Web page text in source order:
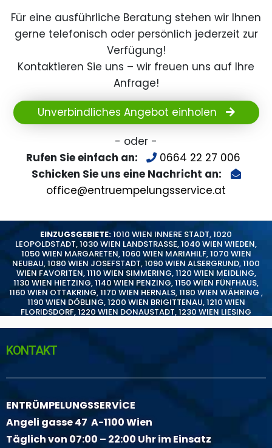
Für eine ausführliche Beratung stehen wir Ihnen
gerne telefonisch oder persönlich jederzeit zur
Verfügung!
Kontaktieren Sie uns – wir freuen uns auf Ihre
Anfrage!
Unverbindliches Angebot einholen
- oder -
Rufen Sie einfach an:
0664 22 27 006
Schicken Sie uns eine Nachricht an:
office@entruempelungsservice.at
EINZUGSGEBIETE:1010 WIEN INNERE STADT,1020
LEOPOLDSTADT,1030 WIEN LANDSTRASSE,1040 WIEN WIEDEN,
1050 WIEN MARGARETEN,1060 WIEN MARIAHILF,1070 WIEN
NEUBAU,1080 WIEN JOSEFSTADT,1090 WIEN ALSERGRUND,1100
WIEN FAVORITEN,1110 WIEN SIMMERING,1120 WIEN MEIDLING,
1130 WIEN HIETZING,1140 WIEN PENZING,1150 WIEN FÜNFHAUS,
1160 WIEN OTTAKRING,1170 WIEN HERNALS,1180 WIEN WÄHRING ,
1190 WIEN DÖBLING,1200 WIEN BRIGITTENAU,1210 WIEN
FLORIDSDORF,1220 WIEN DONAUSTADT,1230 WIEN LIESING
KONTAKT
ENTRÜMPELUNGSSERVİCE
Angeli gasse 47 A-1100 Wien
Täglich von 07:00 – 22:00 Uhr im Einsatz